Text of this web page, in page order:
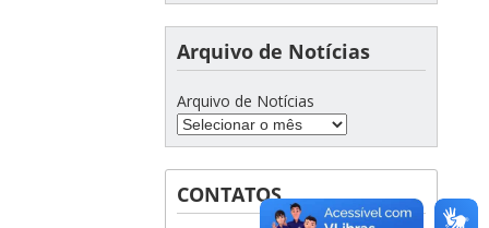
Arquivo de Notícias
Arquivo de Notícias
CONTATOS